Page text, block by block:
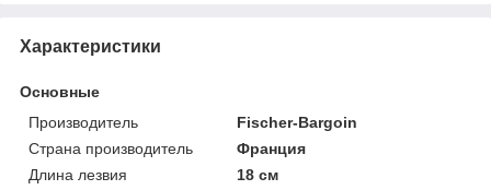
Характеристики
Основные
Производитель
Fischer-Bargoin
Страна производитель
Франция
Длина лезвия
18 см